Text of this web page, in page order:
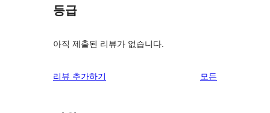
등급
아직 제출된 리뷰가 없습니다.
리뷰 추가하기 모든